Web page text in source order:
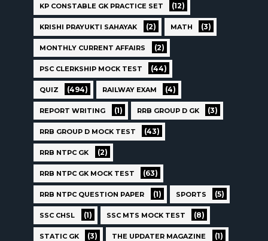
KP CONSTABLE GK PRACTICE SET (12)
KRISHI PRAYUKTI SAHAYAK (2) MATH (3)
MONTHLY CURRENT AFFAIRS (2)
PSC CLERKSHIP MOCK TEST (44)
QUIZ (494) RAILWAY EXAM (4)
REPORT WRITING (1) RRB GROUP D GK (3)
RRB GROUP D MOCK TEST (43)
RRB NTPC GK (2)
RRB NTPC GK MOCK TEST (63)
RRB NTPC QUESTION PAPER (1) SPORTS (5)
SSC CHSL (1) SSC MTS MOCK TEST (8)
STATIC GK (3) THE UPDATER MAGAZINE (1)